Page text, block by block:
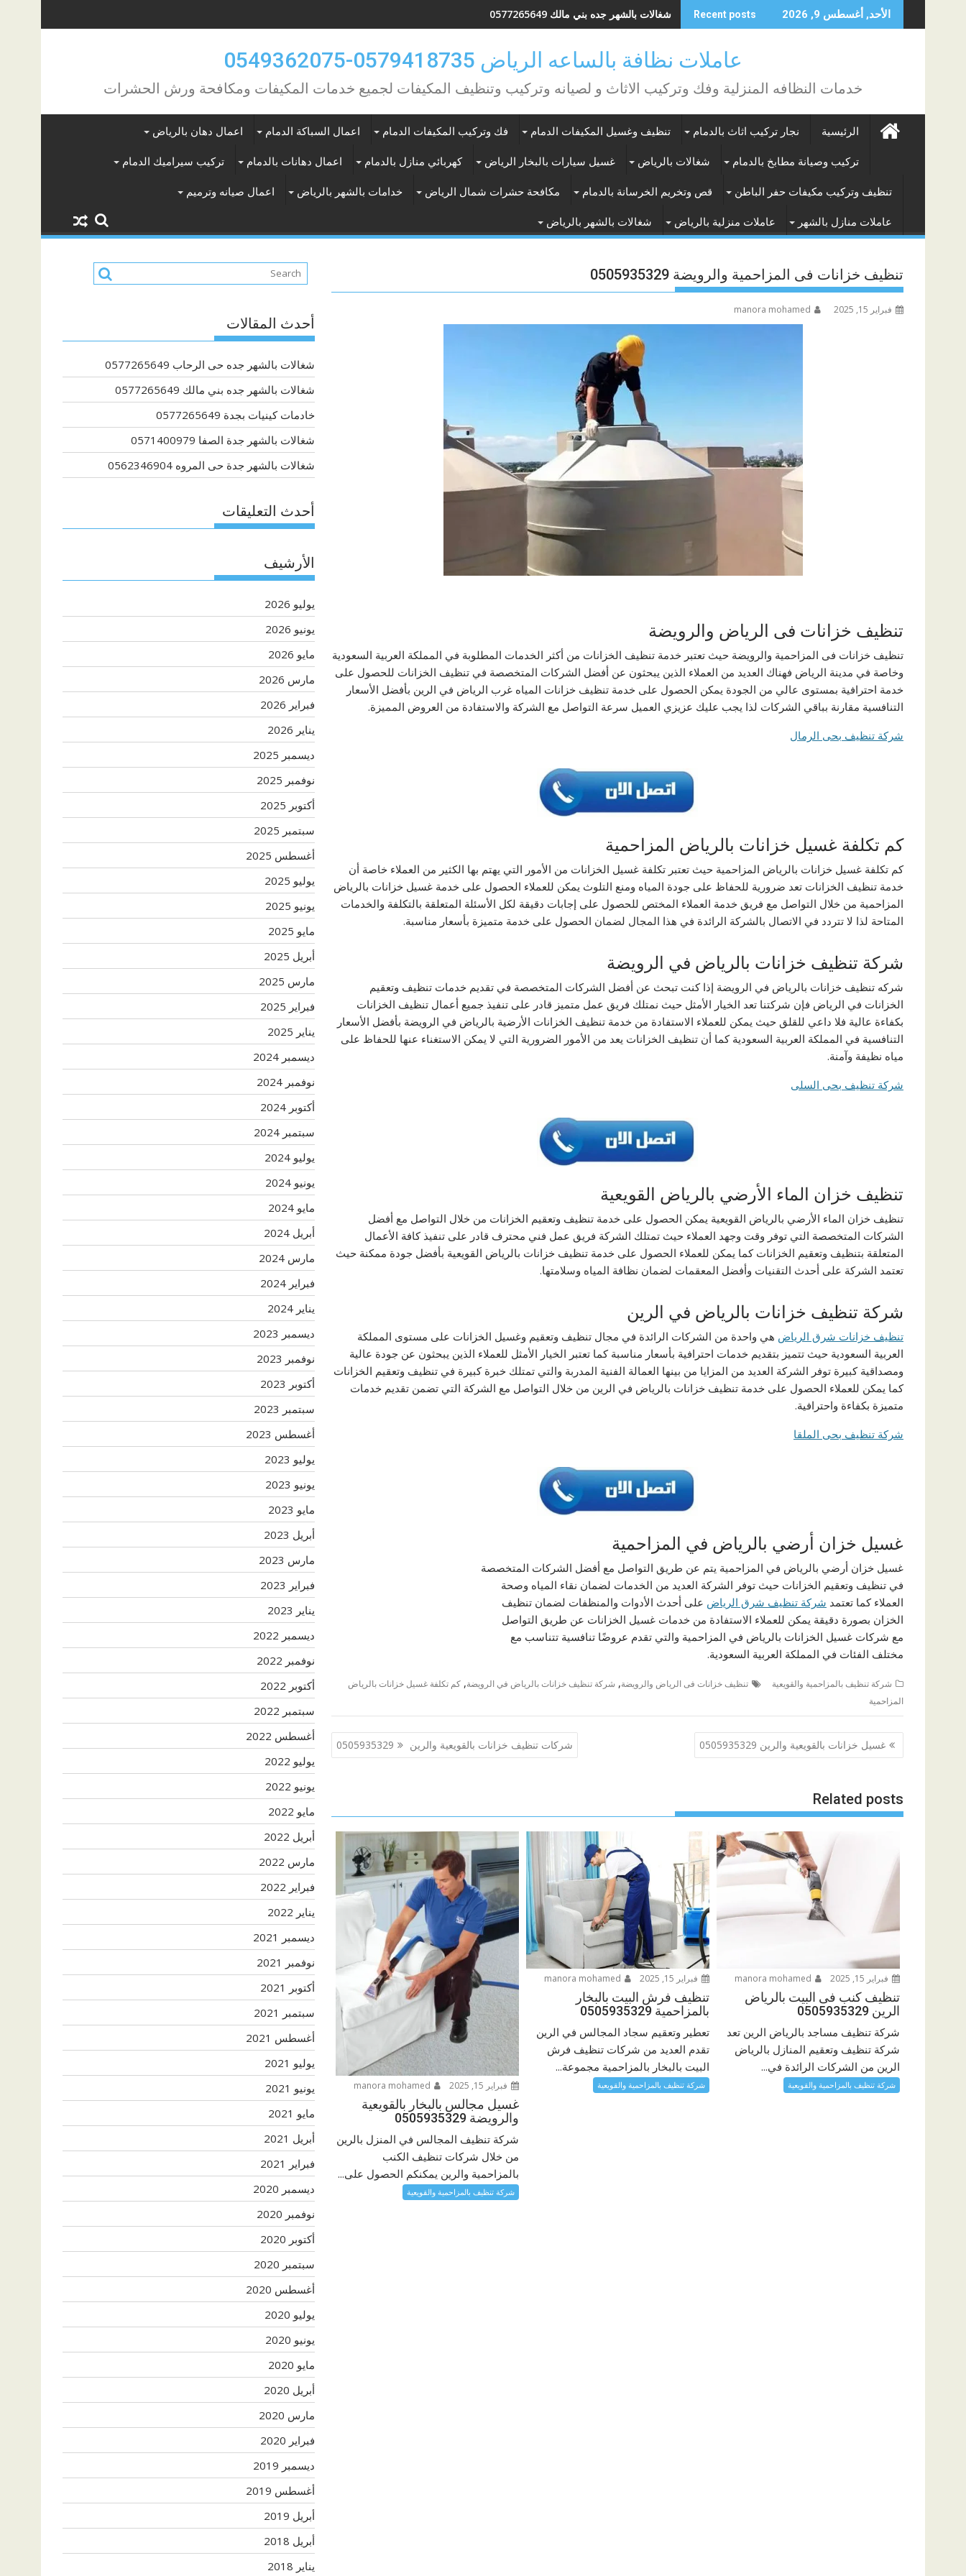
to
الأحد, أغسطس 9, 2026 Recent posts شغالات بالشهر جده بني مالك 0577265649
عاملات نظافة بالساعه الرياض 0579418735-0549362075
خدمات النظافه المنزلية وفك وتركيب الاثاث و لصيانه وتركيب وتنظيف المكيفات لجميع خدمات المكيفات ومكافحة ورش الحشرات
الرئيسية نجار تركيب اثاث بالدمام تنظيف وغسيل المكيفات الدمام فك وتركيب المكيفات الدمام اعمال السباكة الدمام اعمال دهان بالرياض
تركيب وصيانة مطابخ بالدمام شغالات بالرياض غسيل سيارات بالبخار الرياض كهربائي منازل بالدمام اعمال دهانات بالدمام تركيب سيراميك الدمام
تنظيف وتركيب مكيفات حفر الباطن قص وتخريم الخرسانة بالدمام مكافحة حشرات شمال الرياض خدامات بالشهر بالرياض اعمال صيانه وترميم
عاملات منازل بالشهر عاملات منزلية بالرياض شغالات بالشهر بالرياض
تنظيف خزانات فى المزاحمية والرويضة 0505935329
فبراير 15, 2025 manora mohamed
تنظيف خزانات فى الرياض والرويضة
تنظيف خزانات فى المزاحمية والرويضة حيث تعتبر خدمة تنظيف الخزانات من أكثر الخدمات المطلوبة في المملكة العربية السعودية
وخاصة في مدينة الرياض فهناك العديد من العملاء الذين يبحثون عن أفضل الشركات المتخصصة في تنظيف الخزانات للحصول على
خدمة احترافية بمستوى عالي من الجودة يمكن الحصول على خدمة تنظيف خزانات المياه غرب الرياض في الرين بأفضل الأسعار
التنافسية مقارنة بباقي الشركات لذا يجب عليك عزيزي العميل سرعة التواصل مع الشركة والاستفادة من العروض المميزة.
شركة تنظيف بحى الرمال
كم تكلفة غسيل خزانات بالرياض المزاحمية
كم تكلفة غسيل خزانات بالرياض المزاحمية حيث تعتبر تكلفة غسيل الخزانات من الأمور التي يهتم بها الكثير من العملاء خاصة أن
خدمة تنظيف الخزانات تعد ضرورية للحفاظ على جودة المياه ومنع التلوث يمكن للعملاء الحصول على خدمة غسيل خزانات بالرياض
المزاحمية من خلال التواصل مع فريق خدمة العملاء المختص للحصول على إجابات دقيقة لكل الأسئلة المتعلقة بالتكلفة والخدمات
المتاحة لذا لا تتردد في الاتصال بالشركة الرائدة في هذا المجال لضمان الحصول على خدمة متميزة بأسعار مناسبة.
شركة تنظيف خزانات بالرياض في الرويضة
شركه تنظيف خزانات بالرياض في الرويضة إذا كنت تبحث عن أفضل الشركات المتخصصة في تقديم خدمات تنظيف وتعقيم
الخزانات في الرياض فإن شركتنا تعد الخيار الأمثل حيث نمتلك فريق عمل متميز قادر على تنفيذ جميع أعمال تنظيف الخزانات
بكفاءة عالية فلا داعي للقلق حيث يمكن للعملاء الاستفادة من خدمة تنظيف الخزانات الأرضية بالرياض في الرويضة بأفضل الأسعار
التنافسية في المملكة العربية السعودية كما أن تنظيف الخزانات يعد من الأمور الضرورية التي لا يمكن الاستغناء عنها للحفاظ على
مياه نظيفة وآمنة.
شركة تنظيف بحى السلى
تنظيف خزان الماء الأرضي بالرياض القويعية
تنظيف خزان الماء الأرضي بالرياض القويعية يمكن الحصول على خدمة تنظيف وتعقيم الخزانات من خلال التواصل مع أفضل
الشركات المتخصصة التي توفر وقت وجهد العملاء حيث تمتلك الشركة فريق عمل فني محترف قادر على تنفيذ كافة الأعمال
المتعلقة بتنظيف وتعقيم الخزانات كما يمكن للعملاء الحصول على خدمة تنظيف خزانات بالرياض القويعية بأفضل جودة ممكنة حيث
تعتمد الشركة على أحدث التقنيات وأفضل المعقمات لضمان نظافة المياه وسلامتها.
شركة تنظيف خزانات بالرياض في الرين
تنظيف خزانات شرق الرياض هي واحدة من الشركات الرائدة في مجال تنظيف وتعقيم وغسيل الخزانات على مستوى المملكة
العربية السعودية حيث تتميز بتقديم خدمات احترافية بأسعار مناسبة كما تعتبر الخيار الأمثل للعملاء الذين يبحثون عن جودة عالية
ومصداقية كبيرة توفر الشركة العديد من المزايا من بينها العمالة الفنية المدربة والتي تمتلك خبرة كبيرة في تنظيف وتعقيم الخزانات
كما يمكن للعملاء الحصول على خدمة تنظيف خزانات بالرياض في الرين من خلال التواصل مع الشركة التي تضمن تقديم خدمات
متميزة بكفاءة واحترافية.
شركة تنظيف بحى الملقا
غسيل خزان أرضي بالرياض في المزاحمية
غسيل خزان أرضي بالرياض في المزاحمية يتم عن طريق التواصل مع أفضل الشركات المتخصصة
في تنظيف وتعقيم الخزانات حيث توفر الشركة العديد من الخدمات لضمان نقاء المياه وصحة
العملاء كما تعتمد شركة تنظيف شرق الرياض على أحدث الأدوات والمنظفات لضمان تنظيف
الخزان بصورة دقيقة يمكن للعملاء الاستفادة من خدمات غسيل الخزانات عن طريق التواصل
مع شركات غسيل الخزانات بالرياض في المزاحمية والتي تقدم عروضًا تنافسية تتناسب مع
مختلف الفئات في المملكة العربية السعودية.
شركة تنظيف بالمزاحمية والقويعية تنظيف خزانات فى الرياض والرويضة, شركة تنظيف خزانات بالرياض في الرويضة, كم تكلفة غسيل خزانات بالرياض
المزاحمية
تصفّح
المقالات
غسيل خزانات بالقويعية والرين 0505935329 شركات تنظيف خزانات بالقويعية والرين 0505935329
Related posts
فبراير 15, 2025
تنظيف كنب فى البيت بالرياض
الرين 0505935329
شركة تنظيف مساجد بالرياض الرين تعد
شركة تنظيف وتعقيم المنازل بالرياض
الرين من الشركات الرائدة في...
شركة تنظيف بالمزاحمية والقويعية
فبراير 15, 2025
تنظيف فرش البيت بالبخار
بالمزاحمية 0505935329
تعطير وتعقيم سجاد المجالس في الرين
تقدم العديد من شركات تنظيف فرش
البيت بالبخار بالمزاحمية مجموعة...
شركة تنظيف بالمزاحمية والقويعية فبراير 15, 2025
غسيل مجالس بالبخار بالقويعية
والرويضة 0505935329
شركة تنظيف المجالس في المنزل بالرين
من خلال شركات تنظيف الكنب
بالمزاحمية والرين يمكنكم الحصول على...
شركة تنظيف بالمزاحمية والقويعية
أحدث المقالات
شغالات بالشهر جده حى الرحاب 0577265649
شغالات بالشهر جده بني مالك 0577265649
خادمات كينيات بجدة 0577265649
شغالات بالشهر جدة الصفا 0571400979
شغالات بالشهر جدة حى المروه 0562346904
أحدث التعليقات
الأرشيف
يوليو 2026
يونيو 2026
مايو 2026
مارس 2026
فبراير 2026
يناير 2026
ديسمبر 2025
نوفمبر 2025
أكتوبر 2025
سبتمبر 2025
أغسطس 2025
يوليو 2025
يونيو 2025
مايو 2025
أبريل 2025
مارس 2025
فبراير 2025
يناير 2025
ديسمبر 2024
نوفمبر 2024
أكتوبر 2024
سبتمبر 2024
يوليو 2024
يونيو 2024
مايو 2024
أبريل 2024
مارس 2024
فبراير 2024
يناير 2024
ديسمبر 2023
نوفمبر 2023
أكتوبر 2023
سبتمبر 2023
أغسطس 2023
يوليو 2023
يونيو 2023
مايو 2023
أبريل 2023
مارس 2023
فبراير 2023
يناير 2023
ديسمبر 2022
نوفمبر 2022
أكتوبر 2022
سبتمبر 2022
أغسطس 2022
يوليو 2022
يونيو 2022
مايو 2022
أبريل 2022
مارس 2022
فبراير 2022
يناير 2022
ديسمبر 2021
نوفمبر 2021
أكتوبر 2021
سبتمبر 2021
أغسطس 2021
يوليو 2021
يونيو 2021
مايو 2021
أبريل 2021
فبراير 2021
ديسمبر 2020
نوفمبر 2020
أكتوبر 2020
سبتمبر 2020
أغسطس 2020
يوليو 2020
يونيو 2020
مايو 2020
أبريل 2020
مارس 2020
فبراير 2020
ديسمبر 2019
أغسطس 2019
أبريل 2019
أبريل 2018
يناير 2018